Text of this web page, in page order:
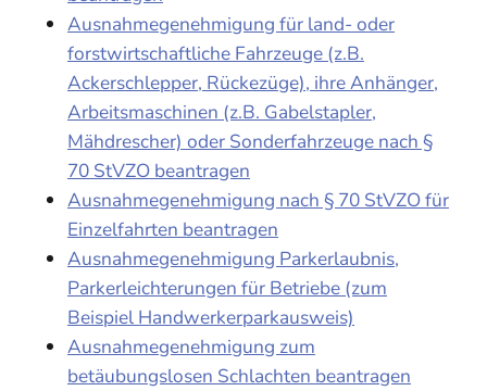
Ausnahmegenehmigung für land- oder
forstwirtschaftliche Fahrzeuge (z.B.
Ackerschlepper, Rückezüge), ihre Anhänger,
Arbeitsmaschinen (z.B. Gabelstapler,
Mähdrescher) oder Sonderfahrzeuge nach §
70 StVZO beantragen
Ausnahmegenehmigung nach § 70 StVZO für
Einzelfahrten beantragen
Ausnahmegenehmigung Parkerlaubnis,
Parkerleichterungen für Betriebe (zum
Beispiel Handwerkerparkausweis)
Ausnahmegenehmigung zum
betäubungslosen Schlachten beantragen